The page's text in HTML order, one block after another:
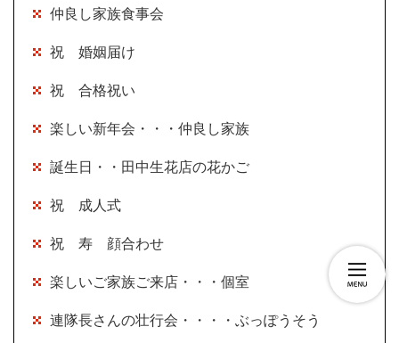
仲良し家族食事会
祝 婚姻届け
祝 合格祝い
楽しい新年会・・・仲良し家族
誕生日・・田中生花店の花かご
祝 成人式
祝 寿 顔合わせ
楽しいご家族ご来店・・・個室
連隊長さんの壮行会・・・・ぶっぽうそう